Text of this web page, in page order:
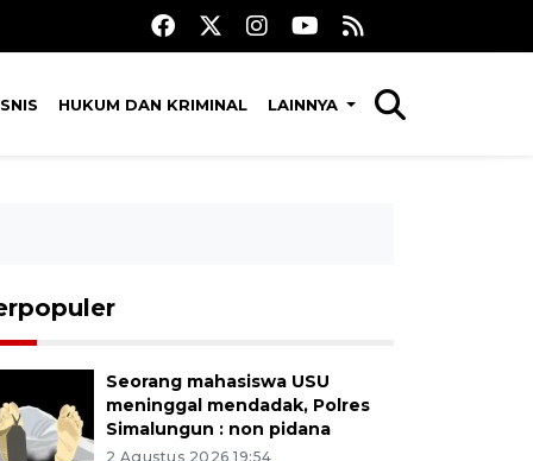
HUKUM DAN KRIMINAL LAINNYA
Seorang mahasiswa USU
meninggal mendadak, Polres
Simalungun : non pidana
2 Agustus 2026 19:54